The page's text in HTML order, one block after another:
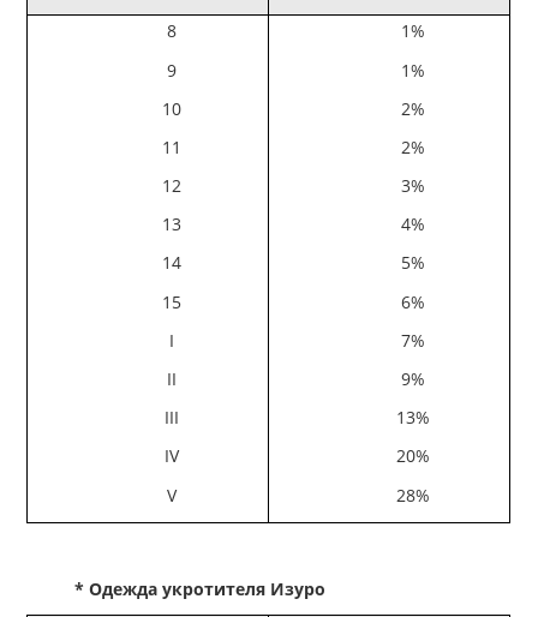
8
9
10
11
12
13
14
15
I
II
III
IV
V
1%
1%
2%
2%
3%
4%
5%
6%
7%
9%
13%
20%
28%
* Одежда укротителя Изуро